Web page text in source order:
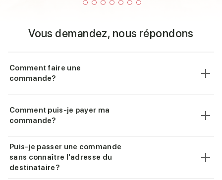
Vous demandez, nous répondons
Comment faire une
commande?
Comment puis-je payer ma
commande?
Puis-je passer une commande
sans connaître l'adresse du
destinataire?